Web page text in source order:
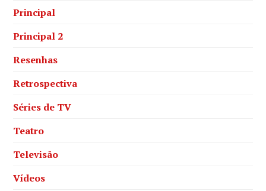
Principal
Principal 2
Resenhas
Retrospectiva
Séries de TV
Teatro
Televisão
Vídeos